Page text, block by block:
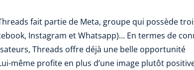
fait partie de Meta, groupe qui possède
Instagram et Whatsapp)… En termes de
Threads offre déjà une belle opportunité
même profite en plus d’une image plutôt